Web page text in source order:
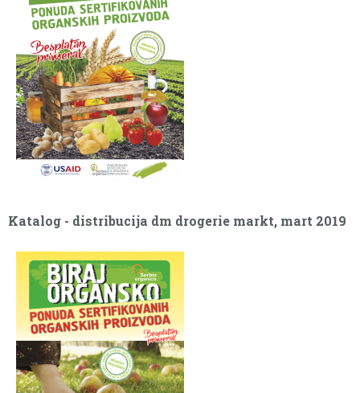
Katalog - distribucija Univerexport, mart 2019
Katalog - distribucija dm drogerie markt, mart 2019